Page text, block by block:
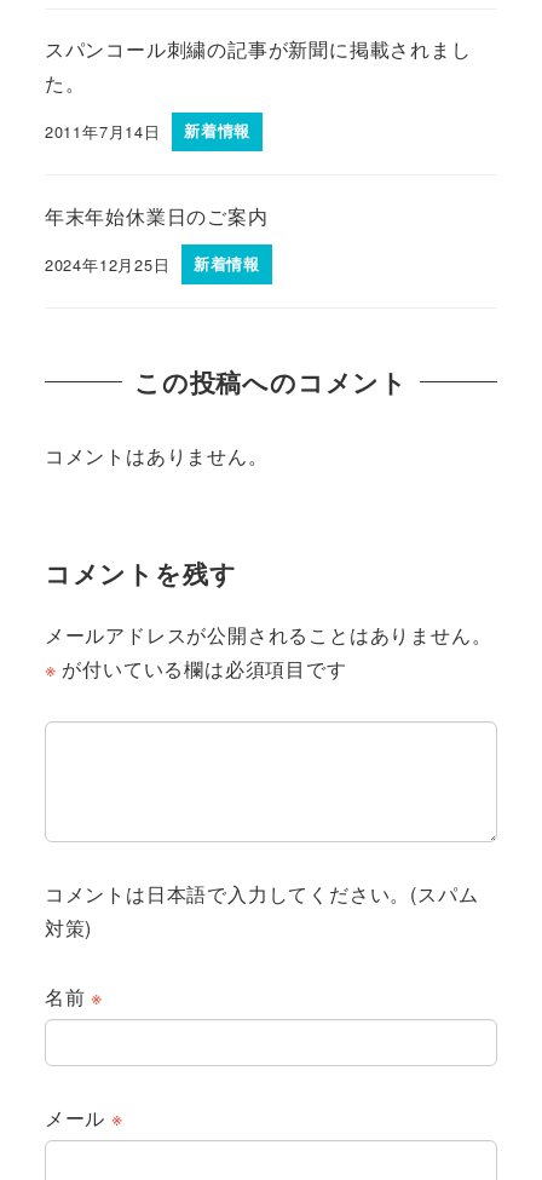
スパンコール刺繍の記事が新聞に掲載されまし
た。
2011年7月14日 新着情報
年末年始休業日のご案内
2024年12月25日 新着情報
この投稿へのコメント
コメントはありません。
コメントを残す
メールアドレスが公開されることはありません。
※ が付いている欄は必須項目です
コメントは日本語で入力してください。(スパム
対策)
名前※
メール ※